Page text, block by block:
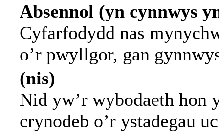
Absennol (yn cynnwys
Cyfarfodydd nas
o’r pwyllgor, gan
(nis)
Nid yw’r wybodaeth hon
crynodeb o’r ystadegau